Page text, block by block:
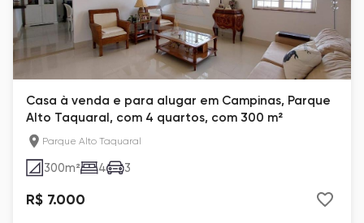
Casa à venda e para alugar em Campinas, Parque
Alto Taquaral, com 4 quartos, com 300 m²
Parque Alto Taquaral
300m² 4 3
R$ 7.000